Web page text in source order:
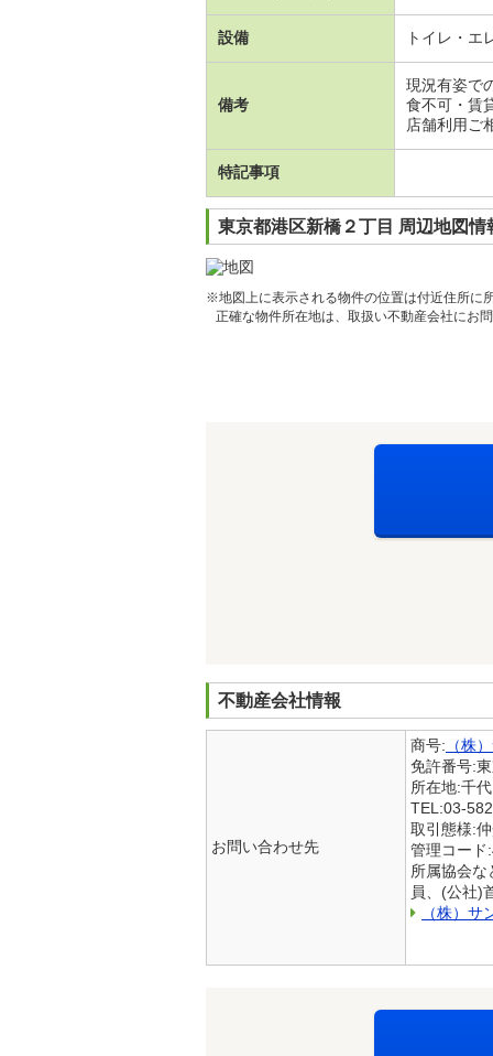
設備 トイレ・エ
備考
現況有姿で
食不可・賃
店舗利用ご
特記事項
東京都港区新橋２丁目 周辺地図情
※地図上に表示される物件の位置は付近住所に
正確な物件所在地は、取扱い不動産会社にお
不動産会社情報
お問い合わせ先
商号: （株
免許番号:
所在地:千
TEL:03-
取引態様:
管理コー
所属協会な
員、(公社)
（株）